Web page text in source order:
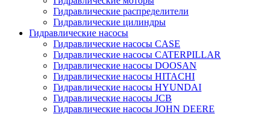
Гидравлические распределители
Гидравлические цилиндры
Гидравлические насосы
Гидравлические насосы CASE
Гидравлические насосы CATERPILLAR
Гидравлические насосы DOOSAN
Гидравлические насосы HITACHI
Гидравлические насосы HYUNDAI
Гидравлические насосы JCB
Гидравлические насосы JOHN DEERE